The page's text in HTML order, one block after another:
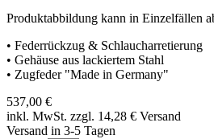
Produktabbildung kann in Einzelfällen
• Federrückzug & Schlaucharretierung
• Gehäuse aus lackiertem Stahl
• Zugfeder "Made in Germany"
537,00 €
inkl. MwSt. zzgl. 14,28 € Versand
Versand in 3-5 Tagen